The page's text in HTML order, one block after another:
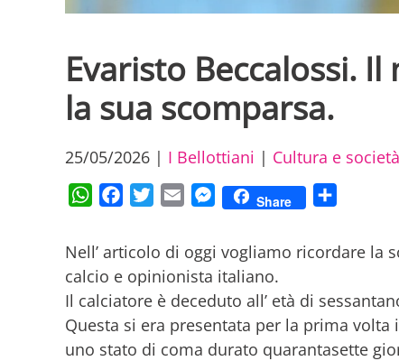
Evaristo Beccalossi.
la sua scomparsa.
25/05/2026 | I Bellottiani | Cultura e società
WhatsAppFacebookTwitterEmail Messenger
Share
Nell’ articolo di oggi vogliamo ricordare la
calcio e opinionista italiano.
Il calciatore è deceduto all’ età di
Questa si era presentata per la prima volta
uno stato di coma durato quarantasette